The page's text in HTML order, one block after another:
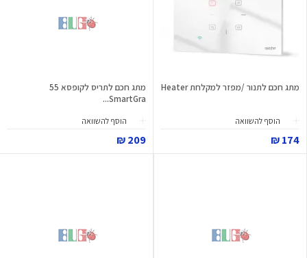
מתג חכם לתנור /מפזר למקלחת Heater
הוסף להשוואה
174 ₪
מתג חכם לתריס לקופסא 55
SmartGra...
הוסף להשוואה
209 ₪